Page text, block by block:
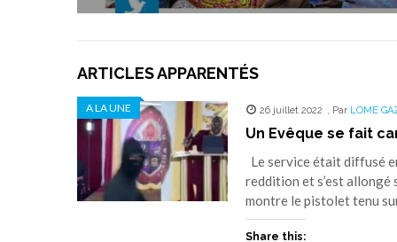
ARTICLES APPARENTÉS
A LA UNE 26 juillet 2022 , Par LOME
Un Evêque se fait
Le service était diffusé
reddition et s’est
montre le pistolet tenu
Share this: